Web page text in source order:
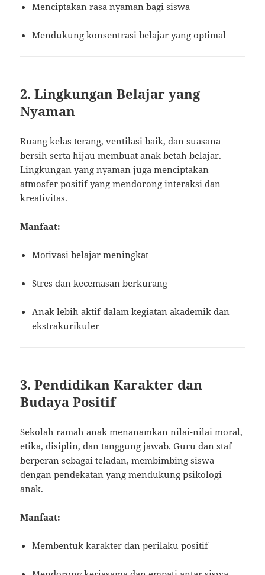
Menciptakan rasa nyaman bagi siswa
Mendukung konsentrasi belajar yang optimal
2. Lingkungan Belajar yang
Nyaman
Ruang kelas terang, ventilasi baik, dan suasana
bersih serta hijau membuat anak betah belajar.
Lingkungan yang nyaman juga menciptakan
atmosfer positif yang mendorong interaksi dan
kreativitas.
Manfaat:
Motivasi belajar meningkat
Stres dan kecemasan berkurang
Anak lebih aktif dalam kegiatan akademik dan
ekstrakurikuler
3. Pendidikan Karakter dan
Budaya Positif
Sekolah ramah anak menanamkan nilai-nilai moral,
etika, disiplin, dan tanggung jawab. Guru dan staf
berperan sebagai teladan, membimbing siswa
dengan pendekatan yang mendukung psikologi
anak.
Manfaat:
Membentuk karakter dan perilaku positif